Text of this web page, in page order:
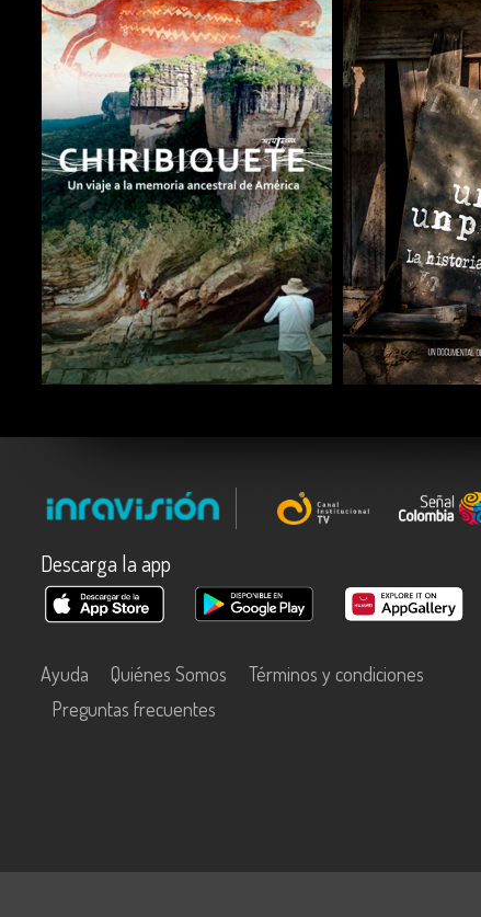
COMPARTIR COMPARTIR
Descarga la app
Ayuda Quiénes Somos
Términos y condiciones
Preguntas frecuentes